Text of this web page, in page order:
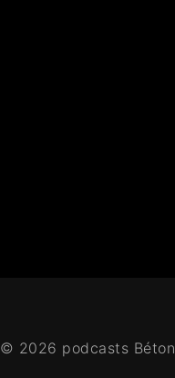
© 2026 podcasts Béton